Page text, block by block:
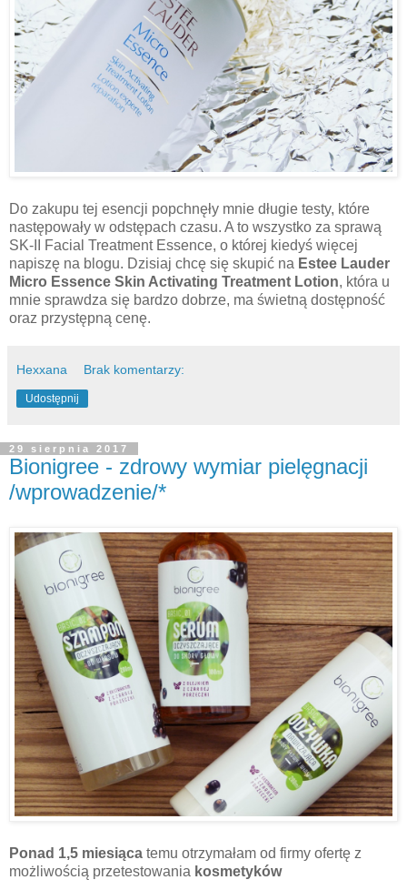
Do zakupu tej esencji popchnęły mnie długie testy, które
następowały w odstępach czasu. A to wszystko za sprawą
SK-II Facial Treatment Essence, o której kiedyś więcej
napiszę na blogu. Dzisiaj chcę się skupić na Estee Lauder
Micro Essence Skin Activating Treatment Lotion, która u
mnie sprawdza się bardzo dobrze, ma świetną dostępność
oraz przystępną cenę.
Hexxana Brak komentarzy:
Udostępnij
29 sierpnia 2017
Bionigree - zdrowy wymiar pielęgnacji
/wprowadzenie/*
Ponad 1,5 miesiąca temu otrzymałam od firmy ofertę z
możliwością przetestowania kosmetyków